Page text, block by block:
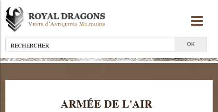
ARMÉE DE L'AIR